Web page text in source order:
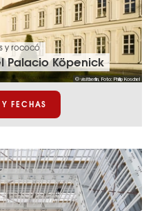
© visitberlin, Foto: Philip Koschel
y rococó
Palacio Köpenick
FECHAS